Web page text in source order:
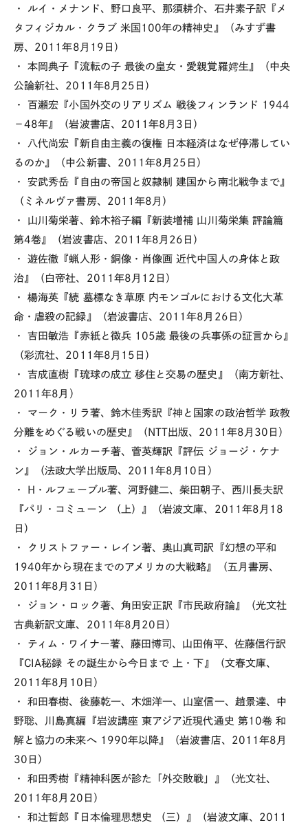
・ ルイ・メナンド、野口良平、那須耕介、石井素子訳『メ
タフィジカル・クラブ 米国100年の精神史』（みすず書
房、2011年8月19日）
・ 本岡典子『流転の子 最後の皇女・愛親覚羅嫮生』（中央
公論新社、2011年8月25日）
・ 百瀬宏『小国外交のリアリズム 戦後フィンランド 1944
－48年』（岩波書店、2011年8月3日）
・ 八代尚宏『新自由主義の復権 日本経済はなぜ停滞してい
るのか』（中公新書、2011年8月25日）
・ 安武秀岳『自由の帝国と奴隷制 建国から南北戦争まで』
（ミネルヴァ書房、2011年8月）
・ 山川菊栄著、鈴木裕子編『新装増補 山川菊栄集 評論篇
第4巻』（岩波書店、2011年8月26日）
・ 遊佐徹『蝋人形・銅像・肖像画 近代中国人の身体と政
治』（白帝社、2011年8月12日）
・ 楊海英『続 墓標なき草原 内モンゴルにおける文化大革
命・虐殺の記録』（岩波書店、2011年8月26日）
・ 吉田敏浩『赤紙と徴兵 105歳 最後の兵事係の証言から』
（彩流社、2011年8月15日）
・ 吉成直樹『琉球の成立 移住と交易の歴史』（南方新社、
2011年8月）
・ マーク・リラ著、鈴木佳秀訳『神と国家の政治哲学 政教
分離をめぐる戦いの歴史』（NTT出版、2011年8月30日）
・ ジョン・ルカーチ著、菅英輝訳『評伝 ジョージ・ケナ
ン』（法政大学出版局、2011年8月10日）
・ H・ルフェーブル著、河野健二、柴田朝子、西川長夫訳
『パリ・コミューン （上）』（岩波文庫、2011年8月18
日）
・ クリストファー・レイン著、奥山真司訳『幻想の平和
1940年から現在までのアメリカの大戦略』（五月書房、
2011年8月31日）
・ ジョン・ロック著、角田安正訳『市民政府論』（光文社
古典新訳文庫、2011年8月20日）
・ ティム・ワイナー著、藤田博司、山田侑平、佐藤信行訳
『CIA秘録 その誕生から今日まで 上・下』（文春文庫、
2011年8月10日）
・ 和田春樹、後藤乾一、木畑洋一、山室信一、趙景達、中
野聡、川島真編『岩波講座 東アジア近現代通史 第10巻 和
解と協力の未来へ 1990年以降』（岩波書店、2011年8月
30日）
・ 和田秀樹『精神科医が診た「外交敗戦」』（光文社、
2011年8月20日）
・ 和辻哲郎『日本倫理思想史 （三）』（岩波文庫、2011